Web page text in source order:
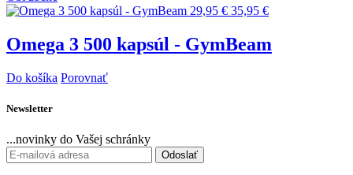
29,95 € 35,95 €
Omega 3 500 kapsúl - GymBeam
Do košíka Porovnať
Newsletter
...novinky do Vašej schránky
Odoslať